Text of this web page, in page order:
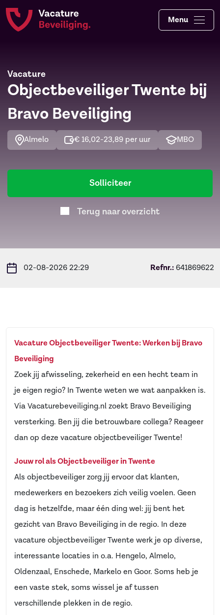
Menu
Vacature
Objectbeveiliger Twente bij
Bravo Beveiliging
Almelo € 16,02-23,89 per uur MBO
Terug naar overzicht
Solliciteer
02-08-2026 22:29 Refnr.:641869622
Vacature Objectbeveiliger Twente: Werken bij Bravo
Beveiliging
Zoek jij afwisseling, zekerheid en een hecht team in
je eigen regio? In Twente weten we wat aanpakken is.
Via Vacaturebeveiliging.nl zoekt Bravo Beveiliging
versterking. Ben jij die betrouwbare collega? Reageer
dan op deze vacature objectbeveiliger Twente!
Jouw rol als Objectbeveiliger in Twente
Als objectbeveiliger zorg jij ervoor dat klanten,
medewerkers en bezoekers zich veilig voelen. Geen
dag is hetzelfde, maar één ding wel: jij bent het
gezicht van Bravo Beveiliging in de regio. In deze
vacature objectbeveiliger Twente werk je op diverse,
interessante locaties in o.a. Hengelo, Almelo,
Oldenzaal, Enschede, Markelo en Goor. Soms heb je
een vaste stek, soms wissel je af tussen
verschillende plekken in de regio.